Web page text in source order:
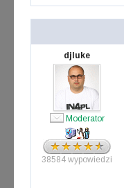
djluke
Moderator
38584 wypowiedzi